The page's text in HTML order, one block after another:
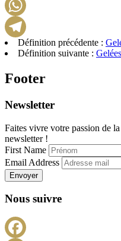
Définition précédente :
Définition suivante :
Footer
Newsletter
Faites vivre votre passion de
newsletter !
First Name
Email Address
Envoyer
Nous suivre